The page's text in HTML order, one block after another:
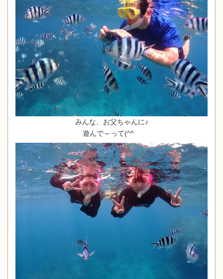
みんな、お父ちゃんに♪
遊んで～って(^^ゞ